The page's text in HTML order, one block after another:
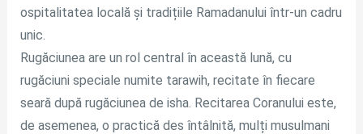
ospitalitatea locală și tradițiile Ramadanului într-un cadru
unic.
Rugăciunea are un rol central în această lună, cu
rugăciuni speciale numite tarawih, recitate în fiecare
seară după rugăciunea de isha. Recitarea Coranului este,
de asemenea, o practică des întâlnită, mulți musulmani